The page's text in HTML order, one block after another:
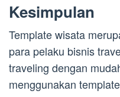
Kesimpulan
Template wisata
para pelaku bisnis
traveling dengan
menggunakan